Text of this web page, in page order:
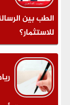
الطب بين
للاستثمار؟